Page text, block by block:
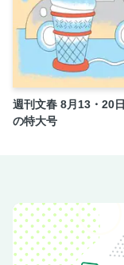
オール巨人の劇
BOUND 斎藤恭代
【広告】猿渡
＜グラビアイン
＜グラビアイン
＜グラビアイン
＜グラビアイン
＜グラビアイン
即買いガジェット
インプレ！【灼
週刊文春 8月13・20
の特大号